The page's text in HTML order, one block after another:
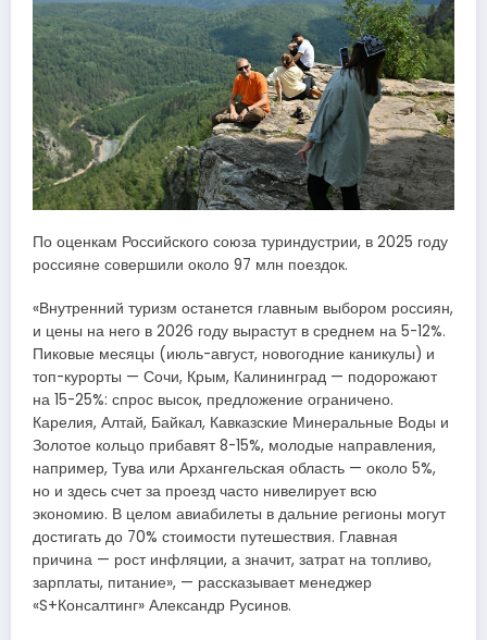
По оценкам Российского союза туриндустрии, в 2025 году
россияне совершили около 97 млн поездок.
«Внутренний туризм останется главным выбором россиян,
и цены на него в 2026 году вырастут в среднем на 5-12%.
Пиковые месяцы (июль-август, новогодние каникулы) и
топ-курорты — Сочи, Крым, Калининград — подорожают
на 15-25%: спрос высок, предложение ограничено.
Карелия, Алтай, Байкал, Кавказские Минеральные Воды и
Золотое кольцо прибавят 8-15%, молодые направления,
например, Тува или Архангельская область — около 5%,
но и здесь счет за проезд часто нивелирует всю
экономию. В целом авиабилеты в дальние регионы могут
достигать до 70% стоимости путешествия. Главная
причина — рост инфляции, а значит, затрат на топливо,
зарплаты, питание», — рассказывает менеджер
«S+Консалтинг» Александр Русинов.